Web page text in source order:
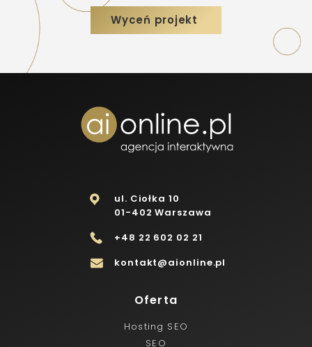
Wyceń projekt
ul. Ciołka 10
01-402 Warszawa
+48 22 602 02 21
kontakt@aionline.pl
Oferta
Hosting SEO
SEO